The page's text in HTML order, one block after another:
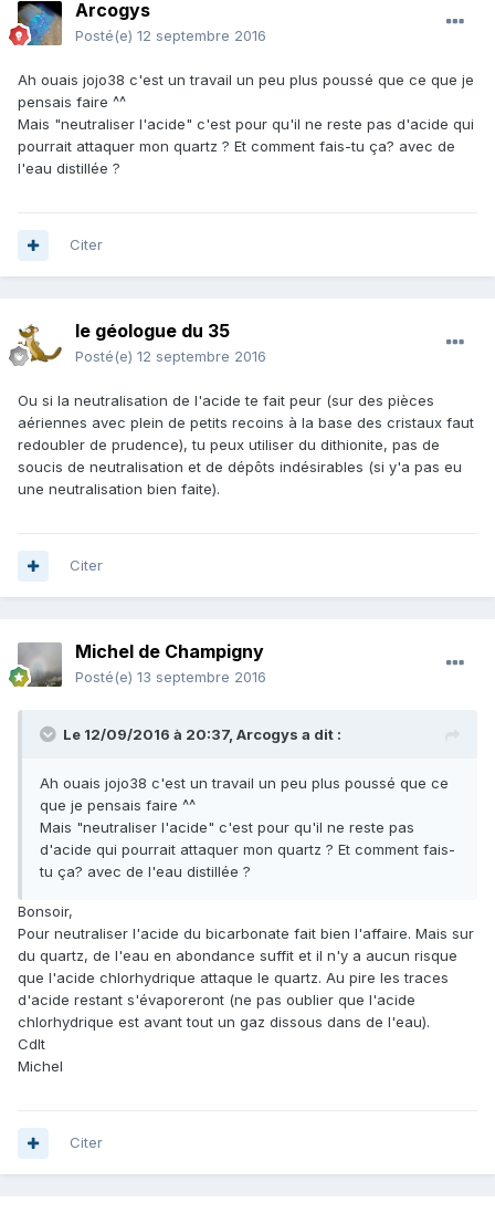
Arcogys
Posté(e) 12 septembre 2016
Ah ouais jojo38 c'est un travail un peu plus poussé que ce que je
pensais faire ^^
Mais "neutraliser l'acide" c'est pour qu'il ne reste pas d'acide qui
pourrait attaquer mon quartz ? Et comment fais-tu ça? avec de
l'eau distillée ?
Citer
le géologue du 35
Posté(e) 12 septembre 2016
Ou si la neutralisation de l'acide te fait peur (sur des pièces
aériennes avec plein de petits recoins à la base des cristaux faut
redoubler de prudence), tu peux utiliser du dithionite, pas de
soucis de neutralisation et de dépôts indésirables (si y'a pas eu
une neutralisation bien faite).
Citer
Michel de Champigny
Posté(e) 13 septembre 2016
Le 12/09/2016 à 20:37, Arcogys a dit :
Ah ouais jojo38 c'est un travail un peu plus poussé que ce
que je pensais faire ^^
Mais "neutraliser l'acide" c'est pour qu'il ne reste pas
d'acide qui pourrait attaquer mon quartz ? Et comment fais-
tu ça? avec de l'eau distillée ?
Bonsoir,
Pour neutraliser l'acide du bicarbonate fait bien l'affaire. Mais sur
du quartz, de l'eau en abondance suffit et il n'y a aucun risque
que l'acide chlorhydrique attaque le quartz. Au pire les traces
d'acide restant s'évaporeront (ne pas oublier que l'acide
chlorhydrique est avant tout un gaz dissous dans de l'eau).
Cdlt
Michel
Citer